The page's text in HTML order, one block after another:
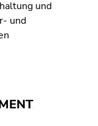
und
und